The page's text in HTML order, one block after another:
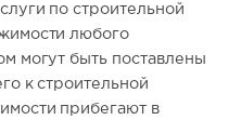
по строительной
любого
могут быть поставлены
к строительной
прибегают в